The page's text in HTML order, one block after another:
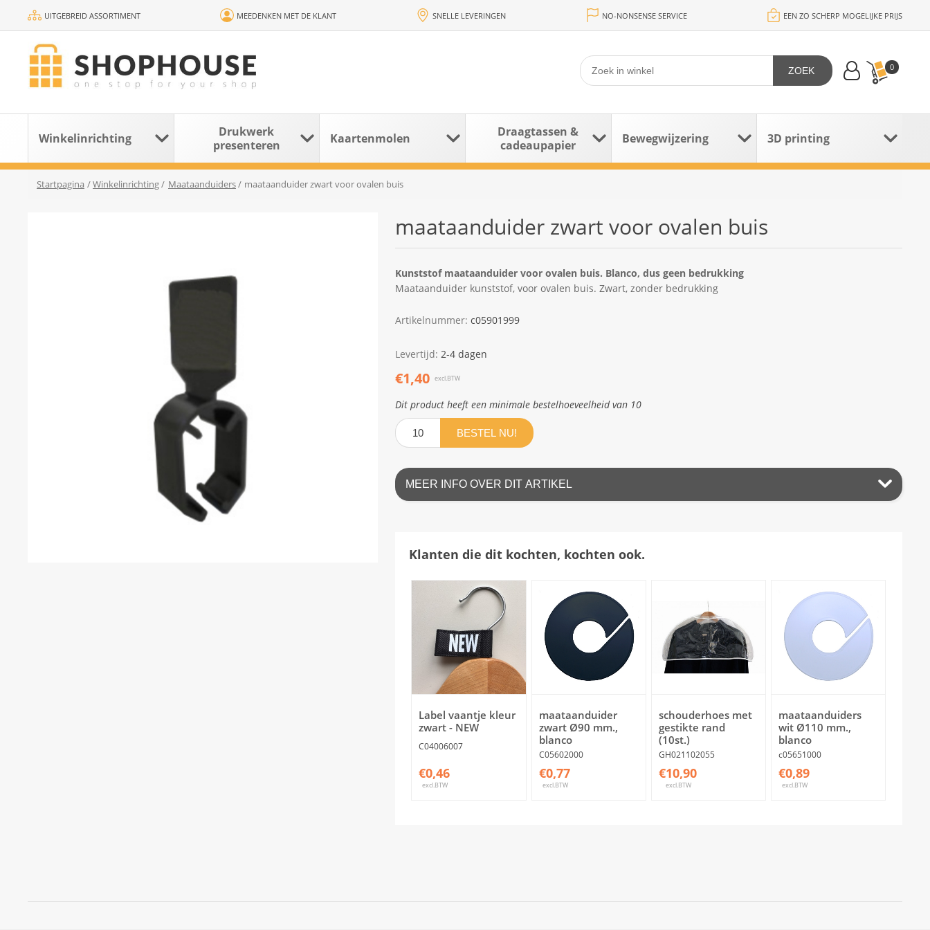
UITGEBREID ASSORTIMENT MEEDENKEN MET DE KLANT SNELLE LEVERINGEN NO-NONSENSE SERVICE EEN ZO SCHERP MOGELIJKE PRIJS
0
ZOEK
Winkelinrichting
Drukwerk
presenteren
Kaartenmolen
Draagtassen &
cadeaupapier
Bewegwijzering 3D printing
Startpagina /Winkelinrichting/ Maataanduiders/ maataanduider zwart voor ovalen buis
maataanduider zwart voor ovalen buis
Kunststof maataanduider voor ovalen buis. Blanco, dus geen bedrukking
Maataanduider kunststof, voor ovalen buis. Zwart, zonder bedrukking
Artikelnummer: c05901999
Levertijd: 2-4 dagen
€1,40 excl.BTW
Dit product heeft een minimale bestelhoeveelheid van 10
BESTEL NU!
MEER INFO OVER DIT ARTIKEL
Klanten die dit kochten, kochten ook.
Label vaantje kleur
zwart - NEW
C04006007
€0,46
excl.BTW
maataanduider
zwart Ø90 mm.,
blanco
C05602000
€0,77
excl.BTW
schouderhoes met
gestikte rand
(10st.)
GH021102055
€10,90
excl.BTW
maataanduiders
wit Ø110 mm.,
blanco
c05651000
€0,89
excl.BTW